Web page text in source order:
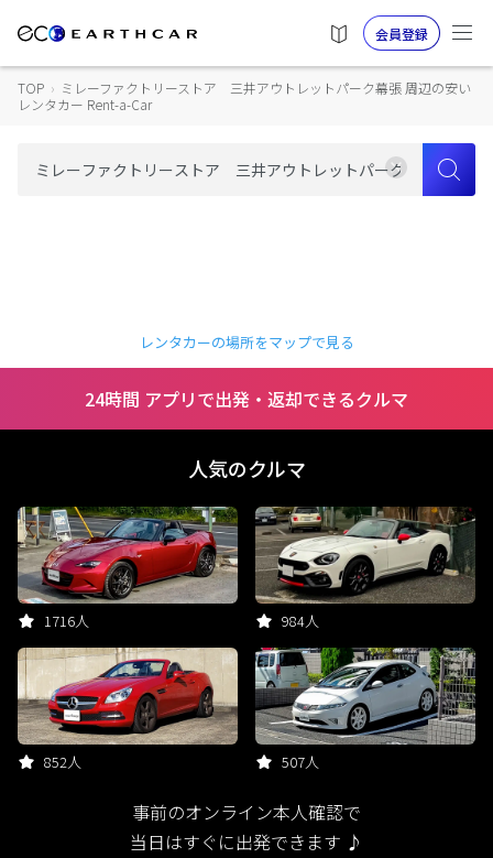
会員登録
TOP › ミレーファクトリーストア 三井アウトレットパーク幕張 周辺の安い
レンタカー Rent-a-Car
レンタカーの場所をマップで見る
24時間 アプリで出発・返却できるクルマ
人気のクルマ
1716人 984人
852人 507人
事前のオンライン本人確認で
当日はすぐに出発できます ♪